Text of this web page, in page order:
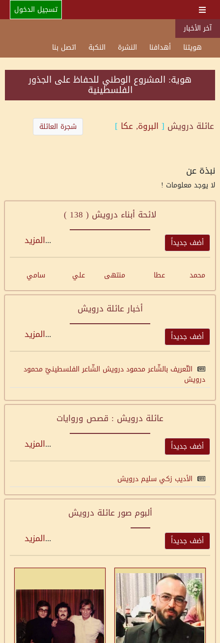
تسجيل الدخول
آخر الأخبار
هويتنا
أهدافنا النشرة النكبة اتصل بنا
هوية: المشروع الوطني للحفاظ على الجذور
الفلسطينية
عائلة درويش [ البروة, عكا ] شجرة العائلة
نبذة عن
لا يوجد معلومات !
لائحة أبناء درويش ( 138
)
أضف جديداً ...المزيد
محمد عطا منتهى علي سامي
أخبار عائلة درويش
أضف جديداً ...المزيد
التّعريف بالشّاعر محمود درويش الشّاعر الفلسطينيّ محمود
درويش
عائلة درويش : قصص وروايات
أضف جديداً ...المزيد
الأديب زكي سليم درويش
ألبوم صور عائلة درويش
أضف جديداً ...المزيد